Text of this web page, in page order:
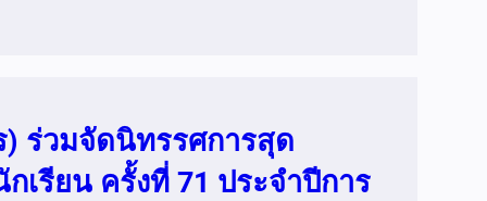
ร่วมจัดนิทรรศการสุด
เรียน ครั้งที่ 71 ประจำปีการ